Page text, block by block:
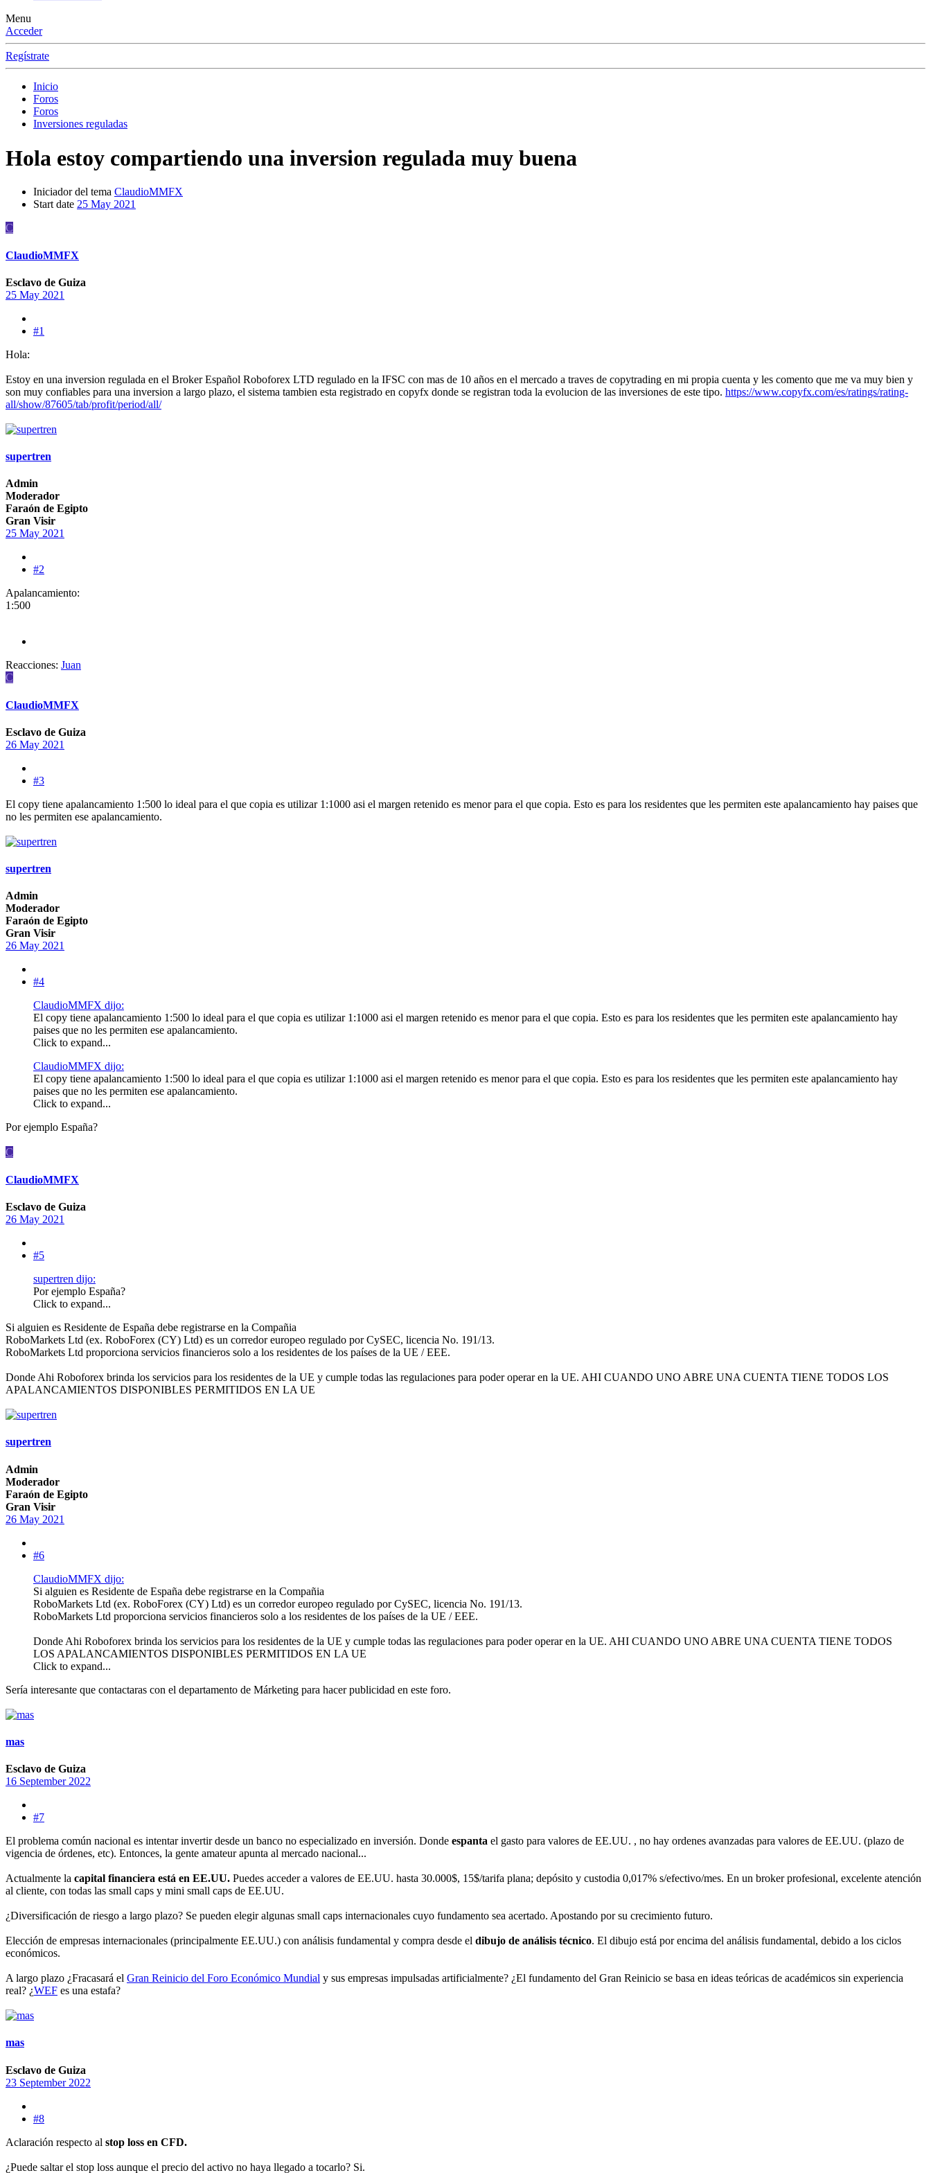
Menu
Acceder
Regístrate
Inicio
Foros
Foros
Inversiones reguladas
Hola estoy compartiendo una inversion regulada muy buena
Iniciador del tema ClaudioMMFX
Start date 25 May 2021
C
ClaudioMMFX
Esclavo de Guiza
25 May 2021
#1
Hola:
Estoy en una inversion regulada en el Broker Español Roboforex LTD regulado en la IFSC con mas de 10 años en el mercado a traves de copytrading en mi propia cuenta y les comento que me va muy bien y
son muy confiables para una inversion a largo plazo, el sistema tambien esta registrado en copyfx donde se registran toda la evolucion de las inversiones de este tipo. https://www.copyfx.com/es/ratings/rating-
all/show/87605/tab/profit/period/all/
supertren
Admin
Moderador
Faraón de Egipto
Gran Visir
25 May 2021
#2
Apalancamiento:
1:500
Reacciones: Juan
C
ClaudioMMFX
Esclavo de Guiza
26 May 2021
#3
El copy tiene apalancamiento 1:500 lo ideal para el que copia es utilizar 1:1000 asi el margen retenido es menor para el que copia. Esto es para los residentes que les permiten este apalancamiento hay paises que
no les permiten ese apalancamiento.
supertren
Admin
Moderador
Faraón de Egipto
Gran Visir
26 May 2021
#4
ClaudioMMFX dijo:
El copy tiene apalancamiento 1:500 lo ideal para el que copia es utilizar 1:1000 asi el margen retenido es menor para el que copia. Esto es para los residentes que les permiten este apalancamiento hay
paises que no les permiten ese apalancamiento.
Click to expand...
ClaudioMMFX dijo:
El copy tiene apalancamiento 1:500 lo ideal para el que copia es utilizar 1:1000 asi el margen retenido es menor para el que copia. Esto es para los residentes que les permiten este apalancamiento hay
paises que no les permiten ese apalancamiento.
Click to expand...
Por ejemplo España?
C
ClaudioMMFX
Esclavo de Guiza
26 May 2021
#5
supertren dijo:
Por ejemplo España?
Click to expand...
Si alguien es Residente de España debe registrarse en la Compañia
RoboMarkets Ltd (ex. RoboForex (CY) Ltd) es un corredor europeo regulado por CySEC, licencia No. 191/13.
RoboMarkets Ltd proporciona servicios financieros solo a los residentes de los países de la UE / EEE.
Donde Ahi Roboforex brinda los servicios para los residentes de la UE y cumple todas las regulaciones para poder operar en la UE. AHI CUANDO UNO ABRE UNA CUENTA TIENE TODOS LOS
APALANCAMIENTOS DISPONIBLES PERMITIDOS EN LA UE
supertren
Admin
Moderador
Faraón de Egipto
Gran Visir
26 May 2021
#6
ClaudioMMFX dijo:
Si alguien es Residente de España debe registrarse en la Compañia
RoboMarkets Ltd (ex. RoboForex (CY) Ltd) es un corredor europeo regulado por CySEC, licencia No. 191/13.
RoboMarkets Ltd proporciona servicios financieros solo a los residentes de los países de la UE / EEE.
Donde Ahi Roboforex brinda los servicios para los residentes de la UE y cumple todas las regulaciones para poder operar en la UE. AHI CUANDO UNO ABRE UNA CUENTA TIENE TODOS
LOS APALANCAMIENTOS DISPONIBLES PERMITIDOS EN LA UE
Click to expand...
Sería interesante que contactaras con el departamento de Márketing para hacer publicidad en este foro.
mas
Esclavo de Guiza
16 September 2022
#7
El problema común nacional es intentar invertir desde un banco no especializado en inversión. Donde espanta el gasto para valores de EE.UU. , no hay ordenes avanzadas para valores de EE.UU. (plazo de
vigencia de órdenes, etc). Entonces, la gente amateur apunta al mercado nacional...
Actualmente la capital financiera está en EE.UU. Puedes acceder a valores de EE.UU. hasta 30.000$, 15$/tarifa plana; depósito y custodia 0,017% s/efectivo/mes. En un broker profesional, excelente atención
al cliente, con todas las small caps y mini small caps de EE.UU.
¿Diversificación de riesgo a largo plazo? Se pueden elegir algunas small caps internacionales cuyo fundamento sea acertado. Apostando por su crecimiento futuro.
Elección de empresas internacionales (principalmente EE.UU.) con análisis fundamental y compra desde el dibujo de análisis técnico. El dibujo está por encima del análisis fundamental, debido a los ciclos
económicos.
A largo plazo ¿Fracasará el Gran Reinicio del Foro Económico Mundial y sus empresas impulsadas artificialmente? ¿El fundamento del Gran Reinicio se basa en ideas teóricas de académicos sin experiencia
real? ¿WEF es una estafa?
mas
Esclavo de Guiza
23 September 2022
#8
Aclaración respecto al stop loss en CFD.
¿Puede saltar el stop loss aunque el precio del activo no haya llegado a tocarlo? Si.